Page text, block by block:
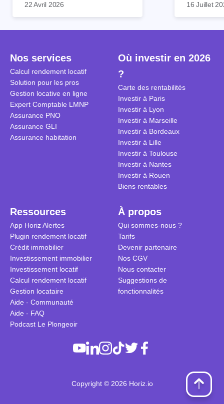
nombreux avantages à choisir ce
expliquons tout dans cet article.
22 Avril 2026
pour
la règle
secondes
fenêtres"
sécuriser
16 Juillet
Nos services
Calcul rendement locatif
Solution pour les pros
Gestion locative en ligne
Expert Comptable LMNP
Assurance PNO
Assurance GLI
Assurance habitation
Où investir en 2026
?
Carte des rentabilités
Investir à Paris
Investir à Lyon
Investir à Marseille
Investir à Bordeaux
Investir à Lille
Investir à Toulouse
Investir à Nantes
Investir à Rouen
Biens rentables
Ressources
App Horiz Alertes
Plugin rendement locatif
Crédit immobilier
Investissement immobilier
Investissement locatif
Calcul rendement locatif
Gestion locataire
Aide - Communauté
Aide - FAQ
Podcast Le Plongeoir
À propos
Qui sommes-nous ?
Tarifs
Devenir partenaire
Nos CGV
Nous contacter
Suggestions de
fonctionnalités
Copyright © 2026 Horiz.io